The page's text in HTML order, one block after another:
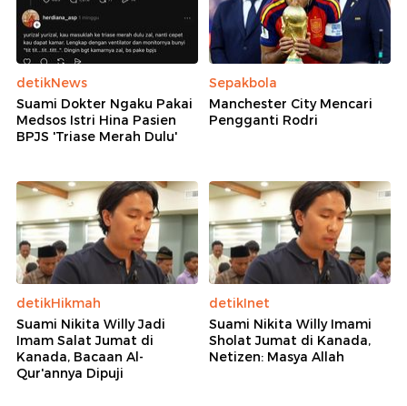
detikNews
Suami Dokter Ngaku Pakai
Medsos Istri Hina Pasien
BPJS 'Triase Merah Dulu'
Sepakbola
Manchester City Mencari
Pengganti Rodri
detikHikmah
Suami Nikita Willy Jadi
Imam Salat Jumat di
Kanada, Bacaan Al-
Qur'annya Dipuji
detikInet
Suami Nikita Willy Imami
Sholat Jumat di Kanada,
Netizen: Masya Allah